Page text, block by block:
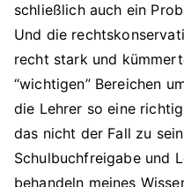
schließlich auch ein
Und die
recht stark und
“wichtigen” Bereichen
die Lehrer so eine
das nicht der Fall zu
Schulbuchfreigabe und
behandeln meines